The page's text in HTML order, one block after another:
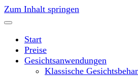
Zum Inhalt springen
Start
Preise
Gesichtsanwendungen
Klassische